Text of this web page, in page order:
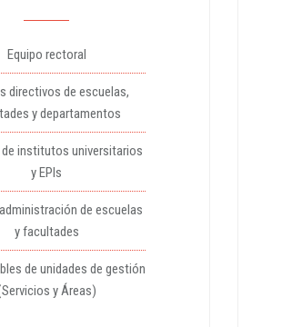
Equipo rectoral
directivos de escuelas,
y departamentos
institutos universitarios
y EPIs
de escuelas
y facultades
de unidades de gestión
y Áreas)